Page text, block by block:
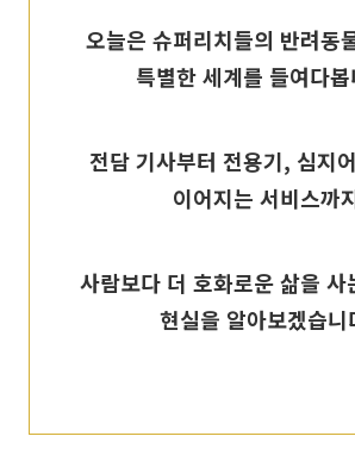
오늘은 슈퍼리치들의 반려동
특별한 세계를 들여다
전담 기사부터 전용기, 심지
이어지는 서비스까
사람보다 더 호화로운 삶을 사
현실을 알아보겠습니